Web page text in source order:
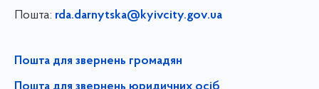
Пошта: rda.darnytska@kyivcity.gov.ua
Пошта для звернень громадян